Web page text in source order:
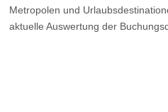
Metropolen und
aktuelle Auswertung der